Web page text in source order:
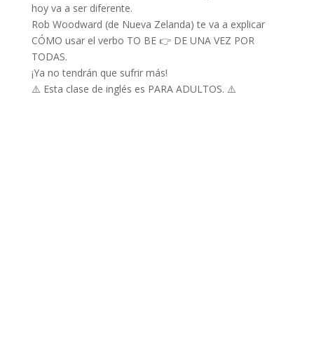
hoy va a ser diferente.
Rob Woodward (de Nueva Zelanda) te va a explicar
CÓMO usar el verbo TO BE 👉 DE UNA VEZ POR
TODAS.
¡Ya no tendrán que sufrir más!
⚠️ Esta clase de inglés es PARA ADULTOS. ⚠️